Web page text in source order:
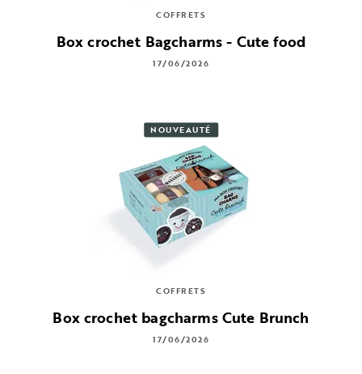
COFFRETS
Box crochet Bagcharms - Cute food
17/06/2026
NOUVEAUTÉ
COFFRETS
Box crochet bagcharms Cute Brunch
17/06/2026